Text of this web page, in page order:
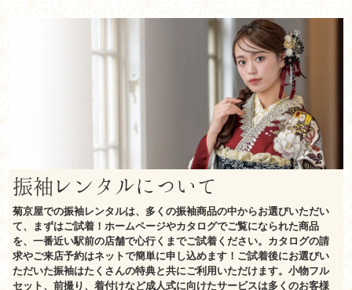
振袖レンタルについて
菊京屋での振袖レンタルは、多くの振袖商品の中からお選びいただい
て、まずはご試着！ホームページやカタログでご覧になられた商品
を、一番近い駅前の店舗で心行くまでご試着ください。カタログの請
求やご来店予約はネットで簡単に申し込めます！ご試着後にお選びい
ただいた振袖はたくさんの特典と共にご利用いただけます。小物フル
セット、前撮り、着付けなど成人式に向けたサービスは多くのお客様